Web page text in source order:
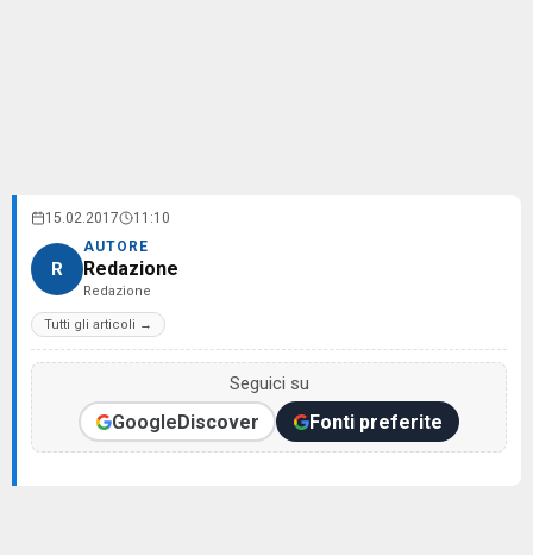
15.02.2017 11:10
R
AUTORE
Redazione
Redazione
Tutti gli articoli →
Seguici su
GoogleDiscover Fonti preferite